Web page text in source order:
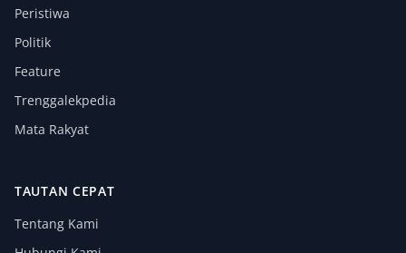
Peristiwa
Politik
Feature
Trenggalekpedia
Mata Rakyat
TAUTAN CEPAT
Tentang Kami